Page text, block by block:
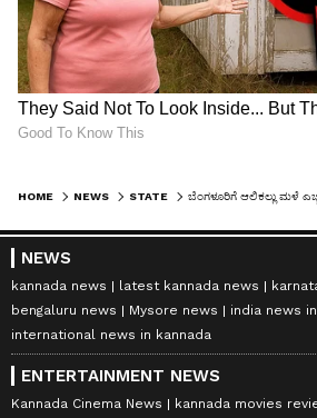
HOME NEWS STATE
NEWS
kannada news latest kannada news
bengaluru news
Mysore news
india news
international news in kannada
ENTERTAINMENT NEWS
Kannada Cinema News kannada movies